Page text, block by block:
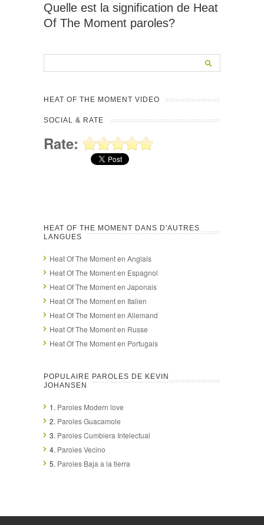
Quelle est la signification de Heat
Of The Moment paroles?
HEAT OF THE MOMENT VIDEO
SOCIAL & RATE
Rate:
HEAT OF THE MOMENT DANS D'AUTRES
LANGUES
Heat Of The Moment en Anglais
Heat Of The Moment en Espagnol
Heat Of The Moment en Japonais
Heat Of The Moment en Italien
Heat Of The Moment en Allemand
Heat Of The Moment en Russe
Heat Of The Moment en Portugais
POPULAIRE PAROLES DE KEVIN
JOHANSEN
1. Paroles Modern love
2. Paroles Guacamole
3. Paroles Cumbiera Intelectual
4. Paroles Vecino
5. Paroles Baja a la tierra